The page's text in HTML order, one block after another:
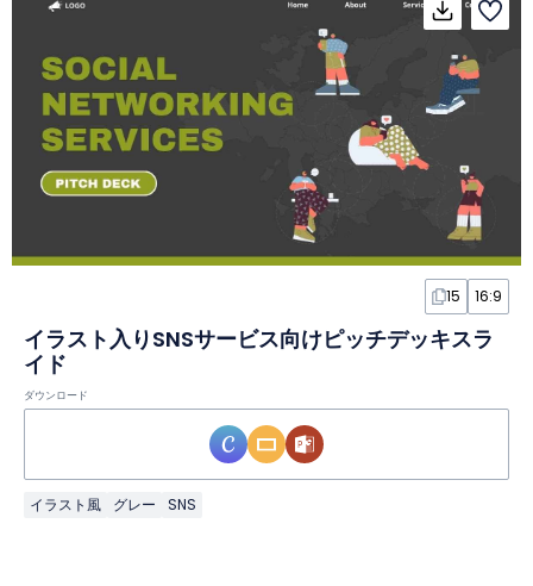
15 16:9
イラスト入りSNSサービス向けピッチデッキスラ
イド
ダウンロード
イラスト風 グレー SNS